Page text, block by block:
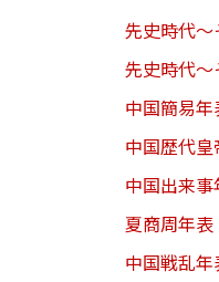
先史時代
先史時代
中国簡易年
中国歴代
中国出来事
夏商周年表
中国戦乱年